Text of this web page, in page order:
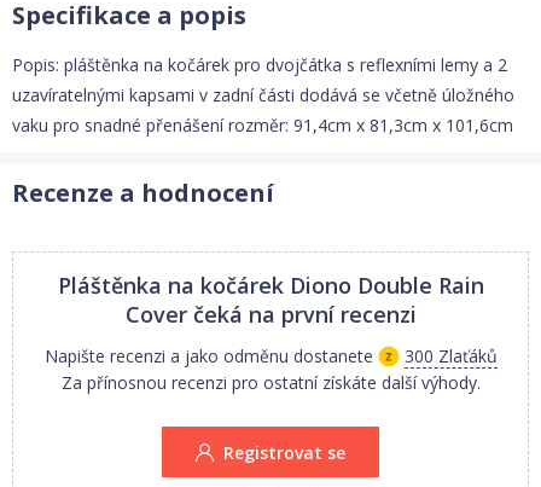
Specifikace a popis
Popis: pláštěnka na kočárek pro dvojčátka s reflexními lemy a 2
uzavíratelnými kapsami v zadní části dodává se včetně úložného
vaku pro snadné přenášení rozměr: 91,4cm x 81,3cm x 101,6cm
Recenze a hodnocení
Pláštěnka na kočárek Diono Double Rain
Cover čeká na první recenzi
Napište recenzi a jako odměnu dostanete
300 Zlaťáků
Za přínosnou recenzi pro ostatní získáte další výhody.
Registrovat se